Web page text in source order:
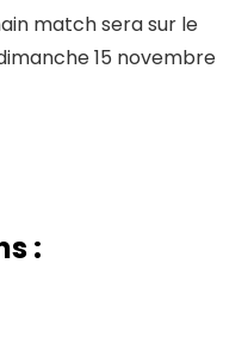
match sera sur le
15 novembre
: